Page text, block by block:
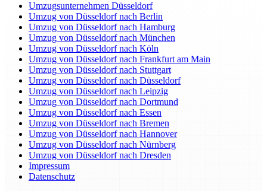
Umzugsunternehmen Düsseldorf
Umzug von Düsseldorf nach Berlin
Umzug von Düsseldorf nach Hamburg
Umzug von Düsseldorf nach München
Umzug von Düsseldorf nach Köln
Umzug von Düsseldorf nach Frankfurt am Main
Umzug von Düsseldorf nach Stuttgart
Umzug von Düsseldorf nach Düsseldorf
Umzug von Düsseldorf nach Leipzig
Umzug von Düsseldorf nach Dortmund
Umzug von Düsseldorf nach Essen
Umzug von Düsseldorf nach Bremen
Umzug von Düsseldorf nach Hannover
Umzug von Düsseldorf nach Nürnberg
Umzug von Düsseldorf nach Dresden
Impressum
Datenschutz